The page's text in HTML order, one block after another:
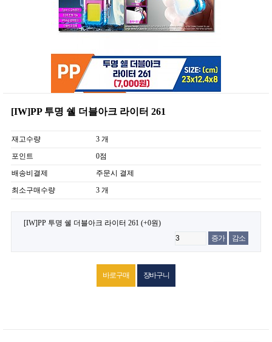
[IW]PP 투명 쉘 더블아크 라이터 261
재고수량
3 개
포인트
0점
배송비결제
주문시 결제
최소구매수량
3 개
[IW]PP 투명 쉘 더블아크 라이터 261 (+0원)
증가
감소